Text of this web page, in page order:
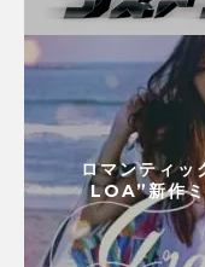
ロマンティ
LOA”新作ミ